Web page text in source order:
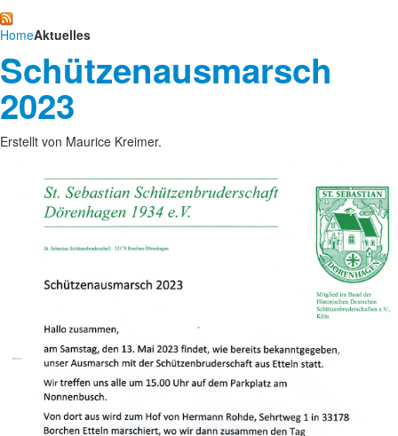
HomeAktuelles
Schützenausmarsch
2023
Erstellt von Maurice Kreimer.